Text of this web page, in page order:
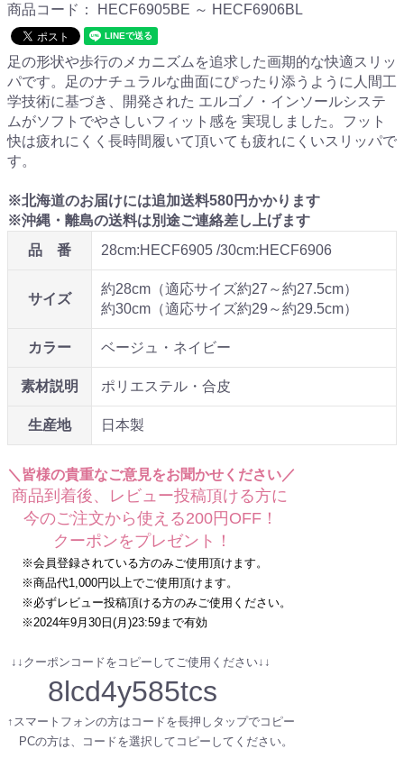
商品コード： HECF6905BE ～ HECF6906BL
足の形状や歩行のメカニズムを追求した画期的な快適スリッ
パです。足のナチュラルな曲面にぴったり添うように人間工
学技術に基づき、開発された エルゴノ・インソールシステ
ムがソフトでやさしいフィット感を 実現しました。フット
快は疲れにくく長時間履いて頂いても疲れにくいスリッパで
す。
※北海道のお届けには追加送料580円かかります
※沖縄・離島の送料は別途ご連絡差し上げます
品 番
28cm:HECF6905 /30cm:HECF6906
サイズ
約28cm（適応サイズ約27～約27.5cm）
約30cm（適応サイズ約29～約29.5cm）
カラー ベージュ・ネイビー
素材説明 ポリエステル・合皮
生産地 日本製
＼皆様の貴重なご意見をお聞かせください／
商品到着後、レビュー投稿頂ける方に
今のご注文から使える200円OFF！
クーポンをプレゼント！
※会員登録されている方のみご使用頂けます。
※商品代1,000円以上でご使用頂けます。
※必ずレビュー投稿頂ける方のみご使用ください。
※2024年9月30日(月)23:59まで有効
↓↓クーポンコードをコピーしてご使用ください↓↓
8lcd4y585tcs
↑スマートフォンの方はコードを長押しタップでコピー
PCの方は、コードを選択してコピーしてください。